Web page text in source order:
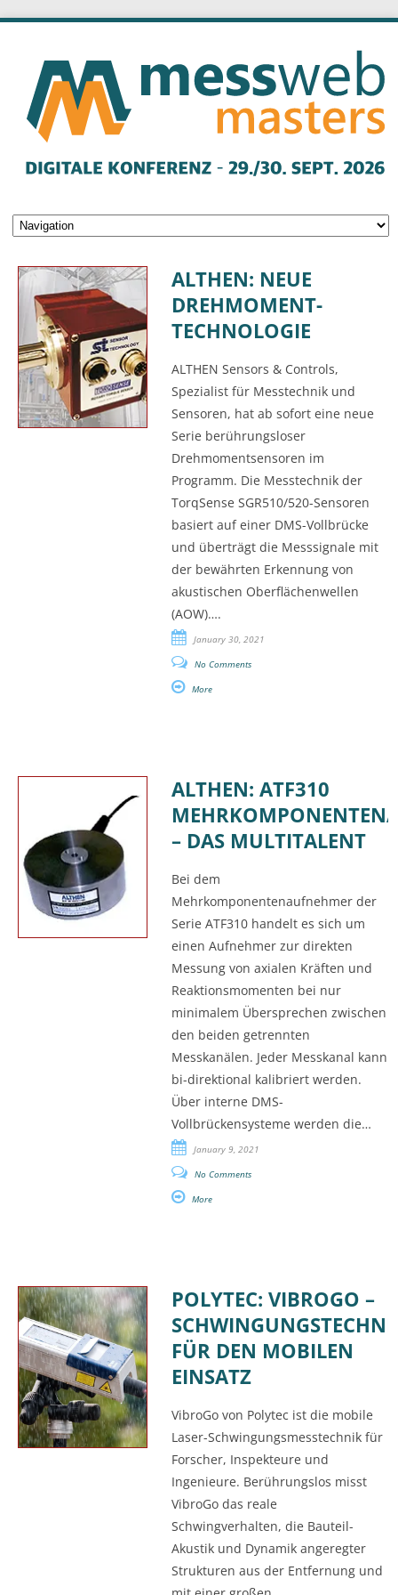
ALTHEN: NEUE
DREHMOMENT-
TECHNOLOGIE
ALTHEN Sensors & Controls,
Spezialist für Messtechnik und
Sensoren, hat ab sofort eine neue
Serie berührungsloser
Drehmomentsensoren im
Programm. Die Messtechnik der
TorqSense SGR510/520-Sensoren
basiert auf einer DMS-Vollbrücke
und überträgt die Messsignale mit
der bewährten Erkennung von
akustischen Oberflächenwellen
(AOW)….
January 30, 2021
No Comments
More
ALTHEN: ATF310
– DAS MULTITALENT
Bei dem
Mehrkomponentenaufnehmer der
Serie ATF310 handelt es sich um
einen Aufnehmer zur direkten
Messung von axialen Kräften und
Reaktionsmomenten bei nur
minimalem Übersprechen zwischen
den beiden getrennten
Messkanälen. Jeder Messkanal kann
bi-direktional kalibriert werden.
Über interne DMS-
Vollbrückensysteme werden die…
January 9, 2021
No Comments
More
POLYTEC: VIBROGO –
FÜR DEN MOBILEN
EINSATZ
VibroGo von Polytec ist die mobile
Laser-Schwingungsmesstechnik für
Forscher, Inspekteure und
Ingenieure. Berührungslos misst
VibroGo das reale
Schwingverhalten, die Bauteil-
Akustik und Dynamik angeregter
Strukturen aus der Entfernung und